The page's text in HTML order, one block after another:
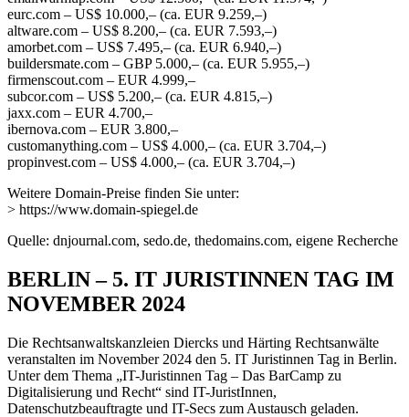
eurc.com – US$ 10.000,– (ca. EUR 9.259,–)
altware.com – US$ 8.200,– (ca. EUR 7.593,–)
amorbet.com – US$ 7.495,– (ca. EUR 6.940,–)
buildersmate.com – GBP 5.000,– (ca. EUR 5.955,–)
firmenscout.com – EUR 4.999,–
subcor.com – US$ 5.200,– (ca. EUR 4.815,–)
jaxx.com – EUR 4.700,–
ibernova.com – EUR 3.800,–
customanything.com – US$ 4.000,– (ca. EUR 3.704,–)
propinvest.com – US$ 4.000,– (ca. EUR 3.704,–)
Weitere Domain-Preise finden Sie unter:
> https://www.domain-spiegel.de
Quelle: dnjournal.com, sedo.de, thedomains.com, eigene Recherche
BERLIN – 5. IT JURISTINNEN TAG IM
NOVEMBER 2024
Die Rechtsanwaltskanzleien Diercks und Härting Rechtsanwälte
veranstalten im November 2024 den 5. IT Juristinnen Tag in Berlin.
Unter dem Thema „IT-Juristinnen Tag – Das BarCamp zu
Digitalisierung und Recht“ sind IT-JuristInnen,
Datenschutzbeauftragte und IT-Secs zum Austausch geladen.